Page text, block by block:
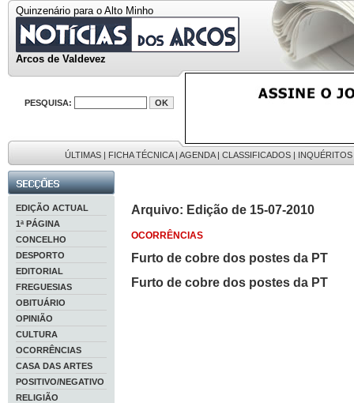
Quinzenário para o Alto Minho
Arcos de Valdevez
PESQUISA:
ÚLTIMAS | FICHA TÉCNICA| AGENDA| CLASSIFICADOS | INQUÉRITOS
EDIÇÃO ACTUAL
1ª PÁGINA
CONCELHO
DESPORTO
EDITORIAL
FREGUESIAS
OBITUÁRIO
OPINIÃO
CULTURA
OCORRÊNCIAS
CASA DAS ARTES
POSITIVO/NEGATIVO
RELIGIÃO
Arquivo: Edição de 15-07-2010
OCORRÊNCIAS
Furto de cobre dos postes da PT
Furto de cobre dos postes da PT